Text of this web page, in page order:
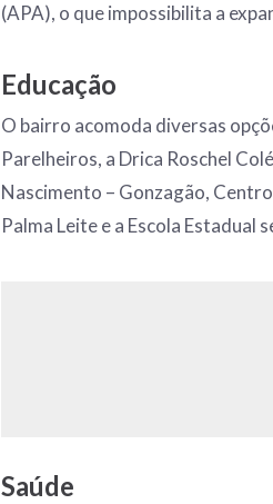
(APA), o que impossibilita a
Educação
O bairro acomoda diversas
Parelheiros, a Drica Roschel
Nascimento – Gonzagão,
Palma Leite e a Escola Estadual
Saúde